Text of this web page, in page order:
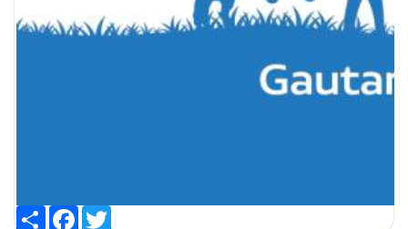
ShareFacebook